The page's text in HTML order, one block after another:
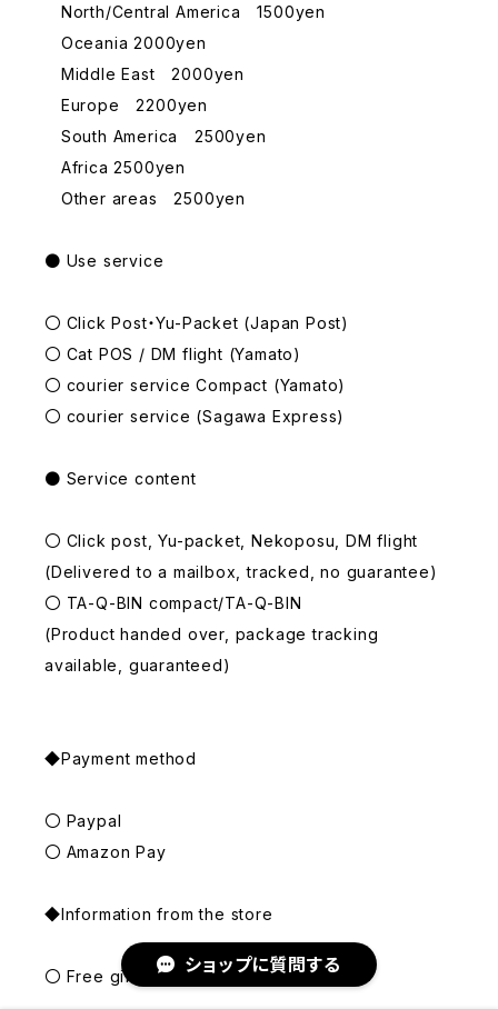
ショップに質問する
North/Central America 1500yen
Oceania 2000yen
Middle East 2000yen
Europe 2200yen
South America 2500yen
Africa 2500yen
Other areas 2500yen
● Use service
〇 Click Post・Yu-Packet (Japan Post)
〇 Cat POS / DM flight (Yamato)
〇 courier service Compact (Yamato)
〇 courier service (Sagawa Express)
● Service content
〇 Click post, Yu-packet, Nekoposu, DM flight
(Delivered to a mailbox, tracked, no guarantee)
〇 TA-Q-BIN compact/TA-Q-BIN
(Product handed over, package tracking
available, guaranteed)
◆Payment method
〇 Paypal
〇 Amazon Pay
◆Information from the store
〇 Free gift wrapping